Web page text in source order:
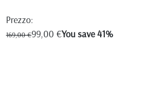
Prezzo:
169,00 €99,00 €You save 41%